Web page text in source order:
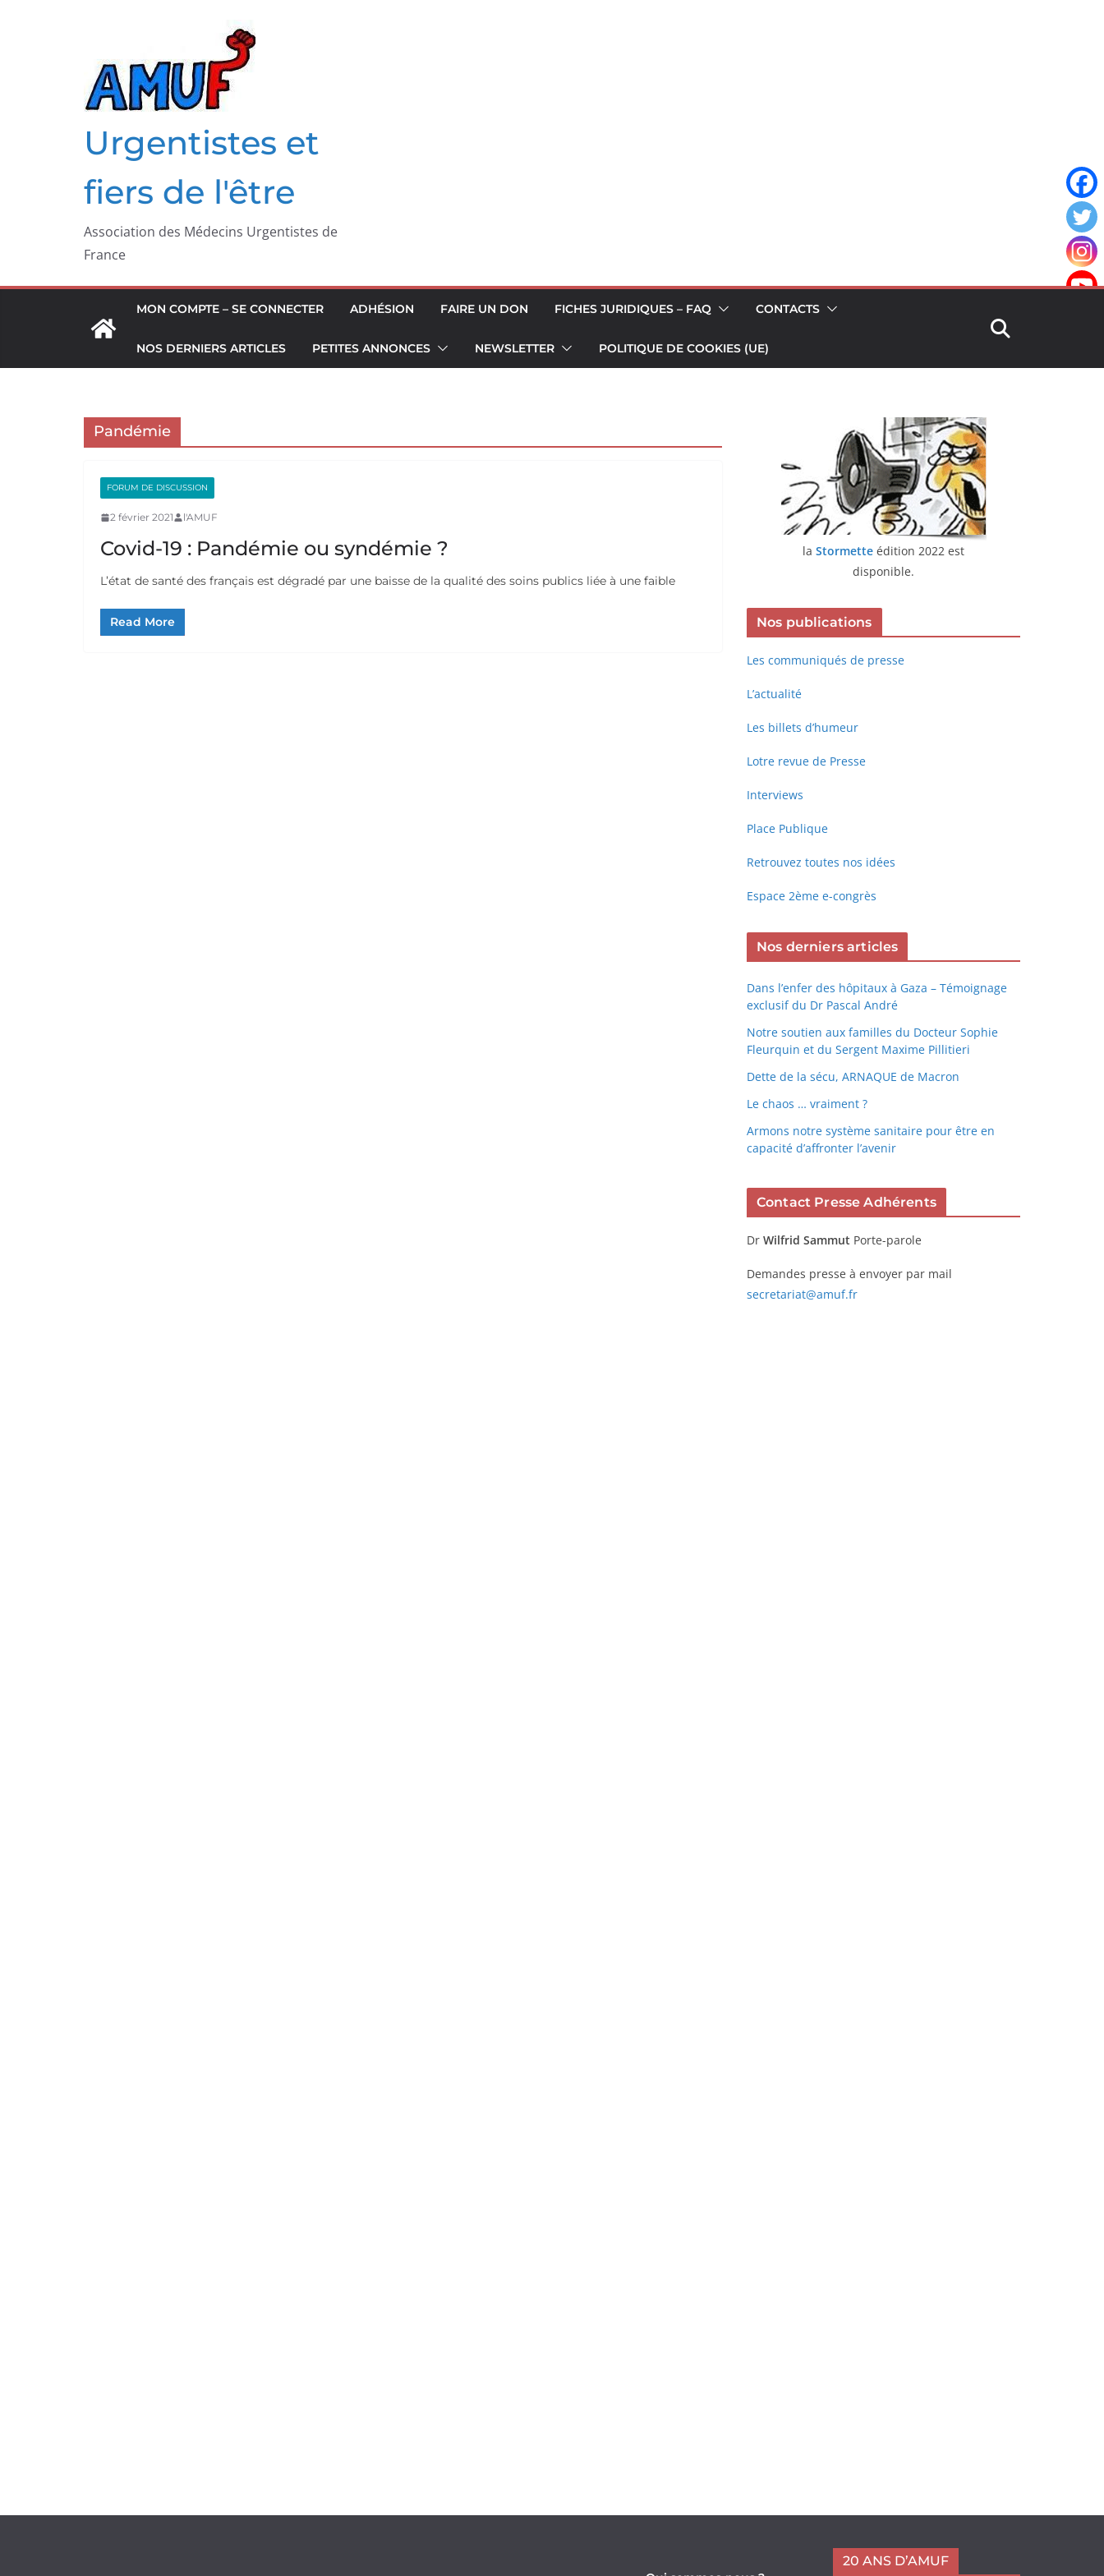
Urgentistes et
fiers de l'être
Association des Médecins Urgentistes de
France
MON COMPTE – SE CONNECTER ADHÉSION FAIRE UN DON FICHES JURIDIQUES – FAQ CONTACTS
NOS DERNIERS ARTICLES PETITES ANNONCES NEWSLETTER POLITIQUE DE COOKIES (UE)
Pandémie
FORUM DE DISCUSSION
2 février 2021 l'AMUF
Covid-19 : Pandémie ou syndémie ?
L’état de santé des français est dégradé par une baisse de la qualité des soins publics liée à une faible
Read More
la Stormette édition 2022 est
disponible.
Nos publications
Les communiqués de presse
L’actualité
Les billets d’humeur
Lotre revue de Presse
Interviews
Place Publique
Retrouvez toutes nos idées
Espace 2ème e-congrès
Nos derniers articles
Dans l’enfer des hôpitaux à Gaza – Témoignage
exclusif du Dr Pascal André
Notre soutien aux familles du Docteur Sophie
Fleurquin et du Sergent Maxime Pillitieri
Dette de la sécu, ARNAQUE de Macron
Le chaos … vraiment ?
Armons notre système sanitaire pour être en
capacité d’affronter l’avenir
Contact Presse Adhérents
Dr Wilfrid Sammut Porte-parole
Demandes presse à envoyer par mail
secretariat@amuf.fr
20 ANS D’AMUF